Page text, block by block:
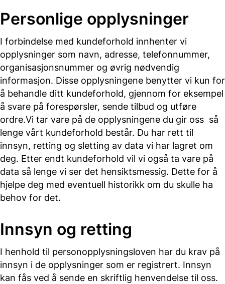
Personlige opplysninger
I forbindelse med kundeforhold innhenter vi
opplysninger som navn, adresse, telefonnummer,
organisasjonsnummer og øvrig nødvendig
informasjon. Disse opplysningene benytter vi kun for
å behandle ditt kundeforhold, gjennom for eksempel
å svare på forespørsler, sende tilbud og utføre
ordre.Vi tar vare på de opplysningene du gir oss så
lenge vårt kundeforhold består. Du har rett til
innsyn, retting og sletting av data vi har lagret om
deg. Etter endt kundeforhold vil vi også ta vare på
data så lenge vi ser det hensiktsmessig. Dette for å
hjelpe deg med eventuell historikk om du skulle ha
behov for det.
Innsyn og retting
I henhold til personopplysningsloven har du krav på
innsyn i de opplysninger som er registrert. Innsyn
kan fås ved å sende en skriftlig henvendelse til oss.